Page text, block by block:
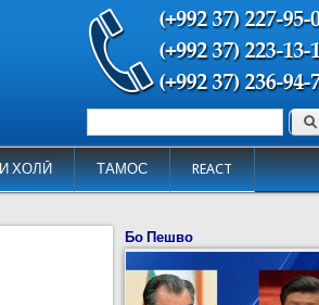
ХОЛӢ ТАМОС REACT
Форма поиска Поиск
Бо Пешво